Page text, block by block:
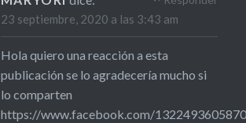
23 septiembre, 2020 a las 3:43 am
Hola quiero una reacción a esta
publicación se lo agradecería mucho si
lo comparten
https://www.facebook.com/